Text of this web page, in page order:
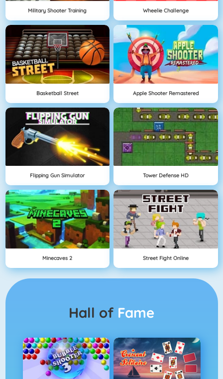
Military Shooter Training Wheelie Challenge
Basketball Street Apple Shooter Remastered
Flipping Gun Simulator Tower Defense HD
Minecaves 2 Street Fight Online
Hall of Fame